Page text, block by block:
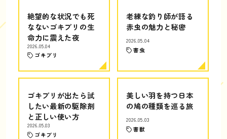
絶望的な状況でも死
なないゴキブリの生
命力に震えた夜
2026.05.04
ゴキブリ
老練な釣り師が語る
赤虫の魅力と秘密
2026.05.04
害虫
ゴキブリが出たら試
したい最新の駆除剤
と正しい使い方
2026.05.03
ゴキブリ
美しい羽を持つ日本
の鳩の種類を巡る旅
2026.05.03
害獣